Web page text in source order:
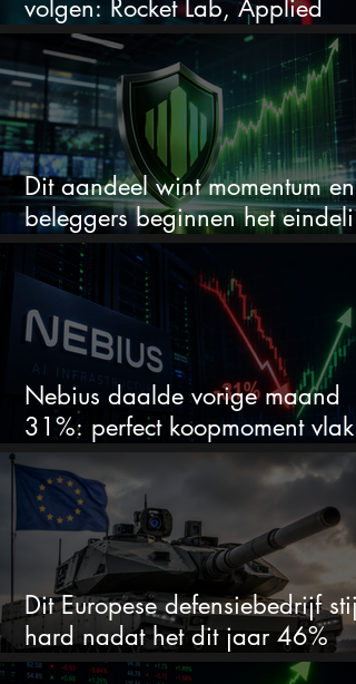
volgen: Rocket Lab, Applied
Materials en de zwaarste AI-test
Dit aandeel wint momentum en
beleggers beginnen het eindelijk
te zien
Nebius daalde vorige maand
31%: perfect koopmoment vlak
voor kwartaalcijfers?
Dit Europese defensiebedrijf
hard nadat het dit jaar 46%
daalde: mooie koopkans?